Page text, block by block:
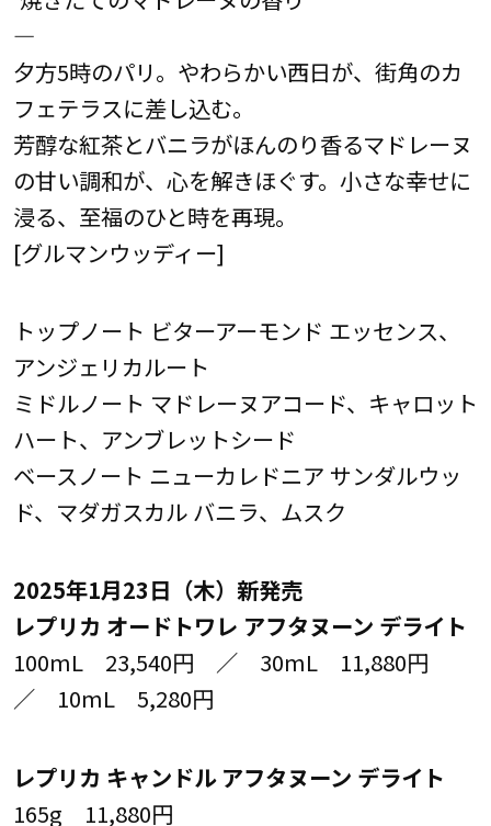
―
夕方5時のパリ。やわらかい西日が、街角のカ
フェテラスに差し込む。
芳醇な紅茶とバニラがほんのり香るマドレーヌ
の甘い調和が、心を解きほぐす。小さな幸せに
浸る、至福のひと時を再現。
[グルマンウッディー]
トップノート ビターアーモンド エッセンス、
アンジェリカルート
ミドルノート マドレーヌアコード、キャロット
ハート、アンブレットシード
ベースノート ニューカレドニア サンダルウッ
ド、マダガスカル バニラ、ムスク
2025年1月23日（木）新発売
レプリカ オードトワレ アフタヌーン デライト
100mL 23,540円 ／ 30mL 11,880円
／ 10mL 5,280円
レプリカ キャンドル アフタヌーン デライト
165g 11,880円